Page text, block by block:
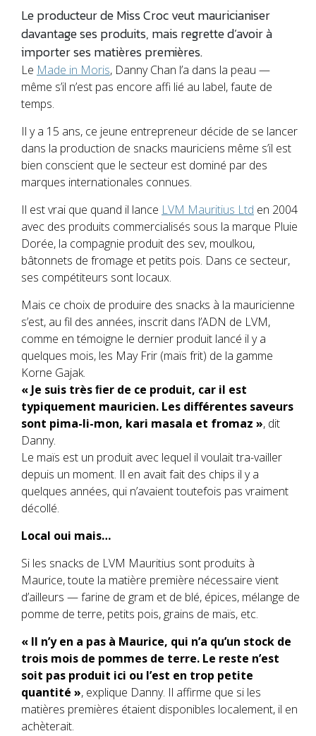
Le producteur de Miss Croc veut mauricianiser
davantage ses produits, mais regrette d’avoir à
importer ses matières premières.
Le Made in Moris, Danny Chan l’a dans la peau —
même s’il n’est pas encore affi lié au label, faute de
temps.
Il y a 15 ans, ce jeune entrepreneur décide de se lancer
dans la production de snacks mauriciens même s’il est
bien conscient que le secteur est dominé par des
marques internationales connues.
Il est vrai que quand il lance LVM Mauritius Ltd en 2004
avec des produits commercialisés sous la marque Pluie
Dorée, la compagnie produit des sev, moulkou,
bâtonnets de fromage et petits pois. Dans ce secteur,
ses compétiteurs sont locaux.
Mais ce choix de produire des snacks à la mauricienne
s’est, au fil des années, inscrit dans l’ADN de LVM,
comme en témoigne le dernier produit lancé il y a
quelques mois, les May Frir (maïs frit) de la gamme
Korne Gajak.
« Je suis très ﬁer de ce produit, car il est
typiquement mauricien. Les différentes saveurs
sont pima-li-mon, kari masala et fromaz », dit
Danny.
Le maïs est un produit avec lequel il voulait tra-vailler
depuis un moment. Il en avait fait des chips il y a
quelques années, qui n’avaient toutefois pas vraiment
décollé.
Local oui mais…
Si les snacks de LVM Mauritius sont produits à
Maurice, toute la matière première nécessaire vient
d’ailleurs — farine de gram et de blé, épices, mélange de
pomme de terre, petits pois, grains de maïs, etc.
« Il n’y en a pas à Maurice, qui n’a qu’un stock de
trois mois de pommes de terre. Le reste n’est
soit pas produit ici ou l’est en trop petite
quantité », explique Danny. Il affirme que si les
matières premières étaient disponibles localement, il en
achèterait.